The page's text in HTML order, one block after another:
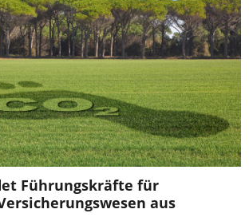
Führungskräfte für
aus